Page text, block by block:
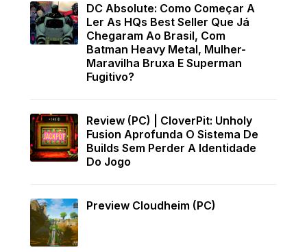
DC Absolute: Como Começar A
Ler As HQs Best Seller Que Já
Chegaram Ao Brasil, Com
Batman Heavy Metal, Mulher-
Maravilha Bruxa E Superman
Fugitivo?
Review (PC) | CloverPit: Unholy
Fusion Aprofunda O Sistema De
Builds Sem Perder A Identidade
Do Jogo
Preview Cloudheim (PC)